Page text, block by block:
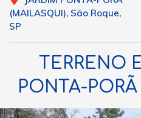
(MAILASQUI), São Roque,
SP
TERRENO
PONTA-